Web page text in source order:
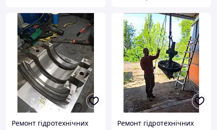
Ремонт гідротехнічних
Ремонт гідротехнічних